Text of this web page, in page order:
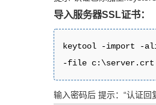
导入服务器SSL证书：
keytool -import -
-file c:\server.crt
输入密码后 提示：“认证回